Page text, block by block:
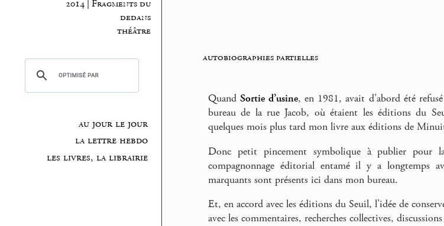
2014 | Fragments du
dedans
théâtre
au jour le jour
la lettre hebdo
les livres, la librairie
autobiographies partielles
QuandSortie d’usine, en 1981, avait d’abord été
bureau de la rue Jacob, où étaient les éditions du
quelques mois plus tard mon livre aux éditions de
Donc petit pincement symbolique à publier pour
compagnonnage éditorial entamé il y a longtemps
marquants sont présents ici dans mon bureau.
Et, en accord avec les éditions du Seuil, l’idée de
avec les commentaires, recherches collectives,